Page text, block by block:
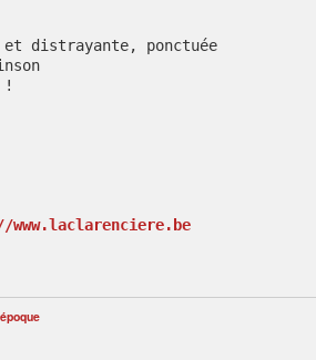
distrayante, ponctuée
!
www.laclarenciere.be
époque